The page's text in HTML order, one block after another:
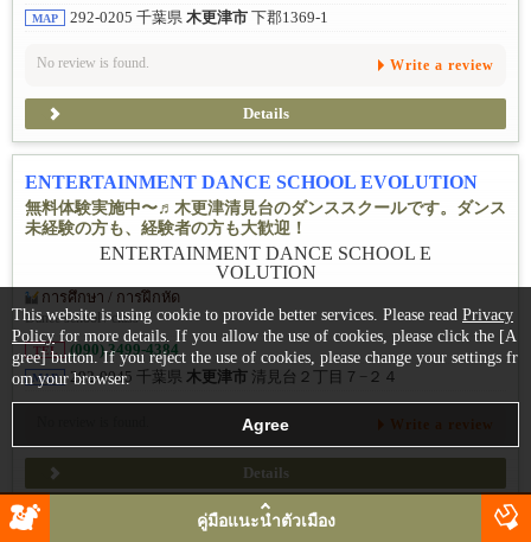
MAP 292-0205 千葉県 木更津市 下郡1369-1
No review is found. Write a review
Details
ENTERTAINMENT DANCE SCHOOL EVOLUTION
無料体験実施中〜♬木更津清見台のダンススクールです。ダンス
未経験の方も、経験者の方も大歓迎！
การศึกษา / การฝึกหัด
Dance school / class
TEL (090) 3499-4384
MAP 292-0045 千葉県 木更津市 清見台２丁目７−２４
Write a review
Details
คู่มือแนะนำตัวเมือง
This website is using cookie to provide better services. Please read Privacy
Policy for more details. If you allow the use of cookies, please click the [A
gree] button. If you reject the use of cookies, please change your settings fr
om your browser.